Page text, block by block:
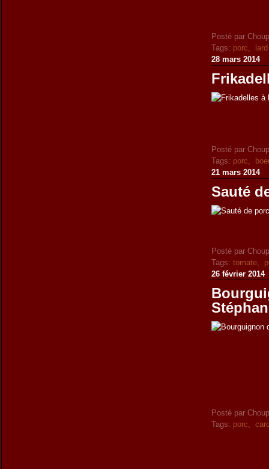
Posté par
Tags: porc,
28 mars 2014
Posté par
Tags: porc,
21 mars 2014
Sauté
Posté par
Tags:tomate,
26 février 2014
Posté par
Tags: porc,